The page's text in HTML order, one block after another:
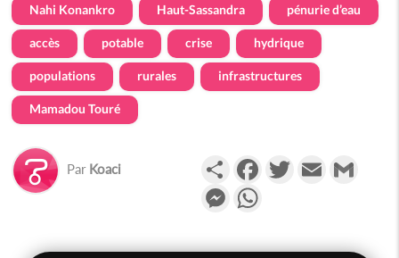
Nahi Konankro Haut-Sassandra pénurie d’eau
accès potable crise hydrique
populations rurales infrastructures
Mamadou Touré
Par Koaci PartagerFacebookTwitterEmail
Messenger